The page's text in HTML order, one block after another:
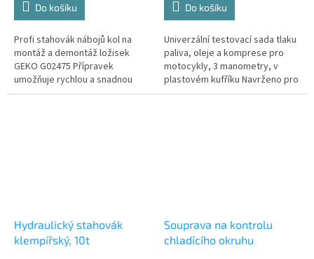
Do košíku
Profi stahovák nábojů kol na
montáž a demontáž ložisek
GEKO G02475 Přípravek
umožňuje rychlou a snadnou
výměnu ložiska přední i zadní
Do košíku
Univerzální testovací sada tlaku
paliva, oleje a komprese pro
motocykly, 3 manometry, v
plastovém kufříku Navrženo pro
přesné měření v palivových a
Hydraulický stahovák
klempířský, 10t
Souprava na kontrolu
chladícího okruhu